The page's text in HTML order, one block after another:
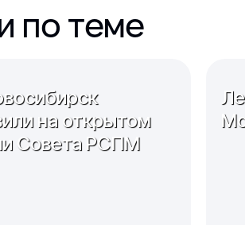
по теме
на открытом
Совета РСПМ